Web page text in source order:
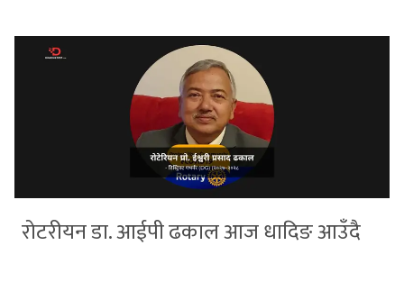
रोटरीयन डा. आईपी ढकाल आज धादिङ आउँदै